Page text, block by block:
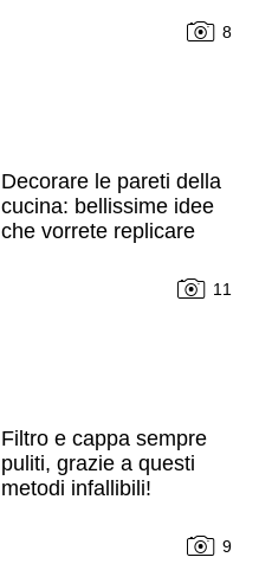
8
Decorare le pareti della
cucina: bellissime idee
che vorrete replicare
11
Filtro e cappa sempre
puliti, grazie a questi
metodi infallibili!
9